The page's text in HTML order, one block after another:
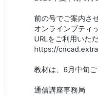
前の号でご案内さ
オンラインブティ
URLをご利用いた
https://
教材は、6月中旬ご
通信講座事務局